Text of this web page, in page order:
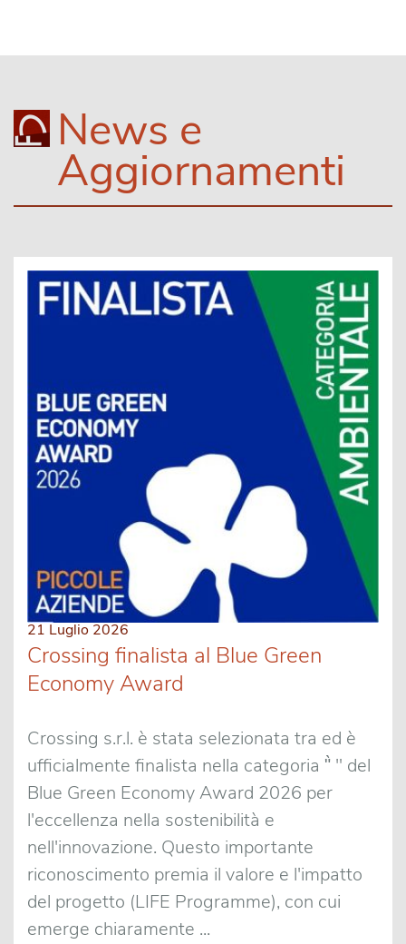
News e
Aggiornamenti
21 Luglio 2026
Crossing finalista al Blue Green
Economy Award
Crossing s.r.l. è stata selezionata tra ed è
ufficialmente finalista nella categoria "̀ " del
Blue Green Economy Award 2026 per
l'eccellenza nella sostenibilità e
nell'innovazione. Questo importante
riconoscimento premia il valore e l'impatto
del progetto (LIFE Programme), con cui
emerge chiaramente ...